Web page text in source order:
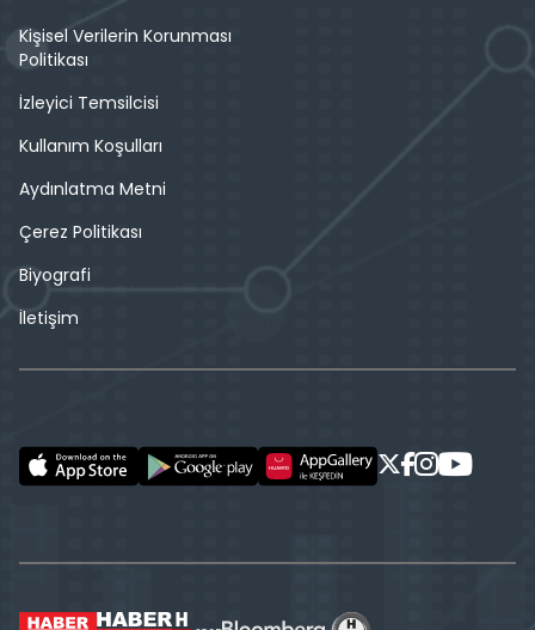
Kişisel Verilerin Korunması
Politikası
İzleyici Temsilcisi
Kullanım Koşulları
Aydınlatma Metni
Çerez Politikası
Biyografi
İletişim